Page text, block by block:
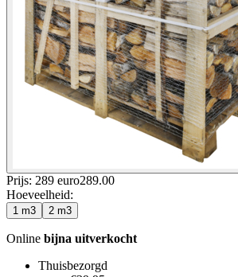
Prijs: 289 euro289.00
Hoeveelheid:
1 m3 2 m3
Online bijna uitverkocht
Thuisbezorgd